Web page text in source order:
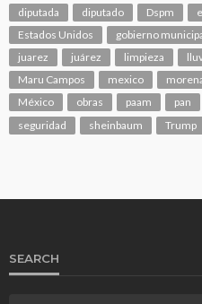
diputada
diputado Dspm
Estados Unidos
gobierno
juarez
juárez limpieza
Maru Campos
mexico
México
obras paam pan
seguridad
sheinbaum Trump
SEARCH